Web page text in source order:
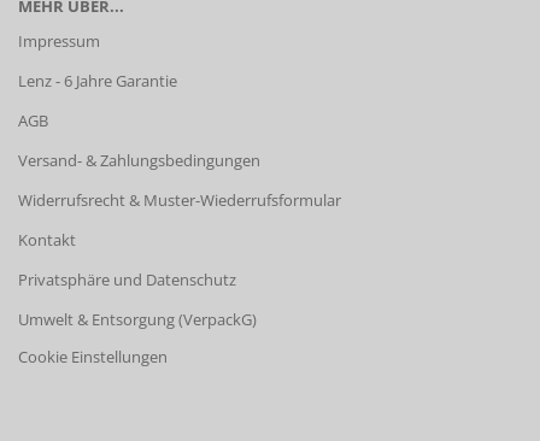
MEHR ÜBER...
Impressum
Lenz - 6 Jahre Garantie
AGB
Versand- & Zahlungsbedingungen
Widerrufsrecht & Muster-Wiederrufsformular
Kontakt
Privatsphäre und Datenschutz
Umwelt & Entsorgung (VerpackG)
Cookie Einstellungen